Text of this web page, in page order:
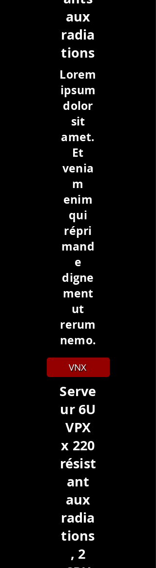
aux
radia
tions
Lorem
ipsum
dolor
sit
amet.
Et
venia
m
enim
qui
répri
mand
e
digne
ment
ut
rerum
nemo.
VNX
Serve
ur 6U
VPX
x 220
résist
ant
aux
radia
tions
, 2